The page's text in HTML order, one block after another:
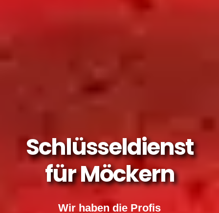
Schlüsseldienst
für Möckern
Wir haben die Profis